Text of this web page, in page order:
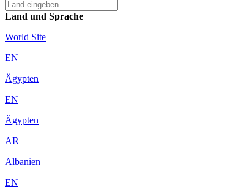
Land und Sprache
World Site
EN
Ägypten
EN
Ägypten
AR
Albanien
EN